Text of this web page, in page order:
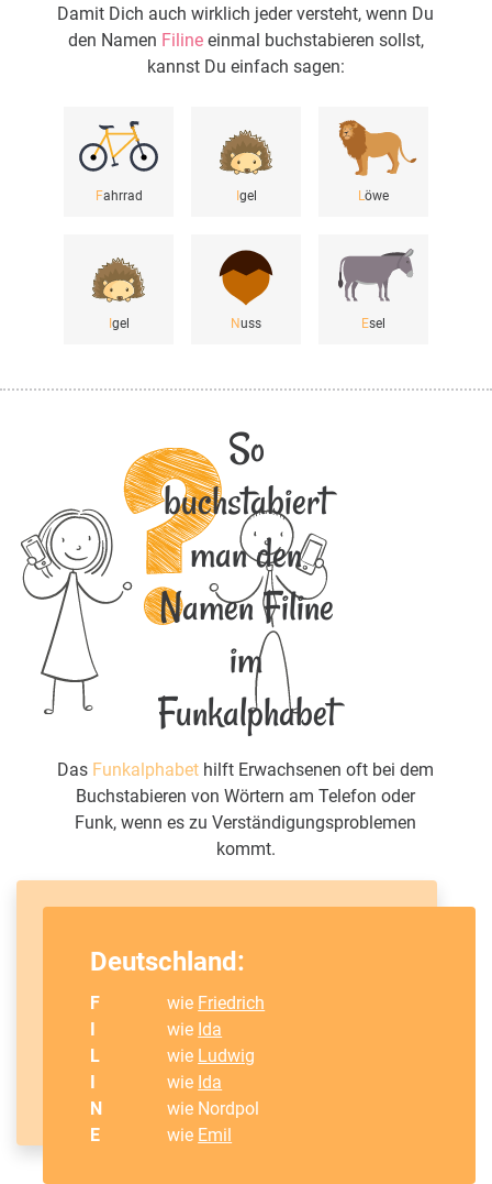
Damit Dich auch wirklich jeder versteht, wenn Du
den Namen Filineeinmal buchstabieren sollst,
kannst Du einfach sagen:
Fahrrad gel Löwe
gel Nuss Esel
So
buchstabiert
man den
Namen Filine
im
Funkalphabet
Das Funkalphabet hilft Erwachsenen oft bei dem
Buchstabieren von Wörtern am Telefon oder
Funk, wenn es zu Verständigungsproblemen
kommt.
Deutschland:
F wie Friedrich
I
wie Ida
L
wie Ludwig
I
wie Ida
N
wie Nordpol
E
wie Emil